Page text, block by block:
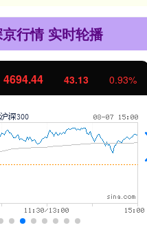
行情 实时轮播
4694.44 43.13 0.93%